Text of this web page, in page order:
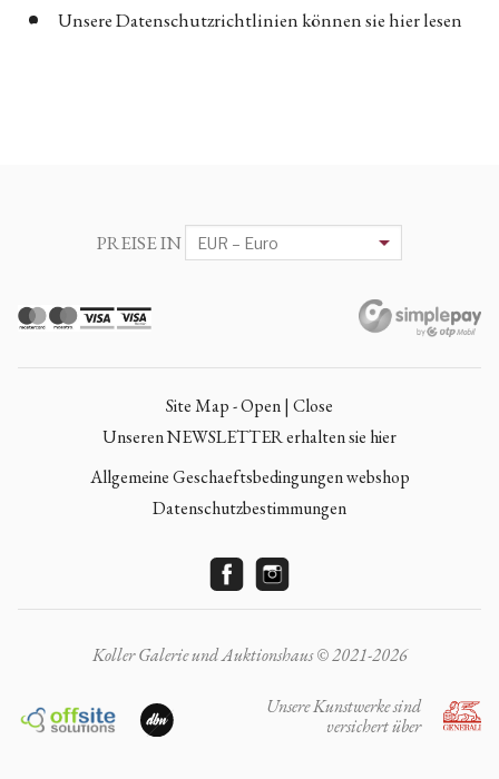
Unsere Datenschutzrichtlinien können sie hier lesen
PREISE IN
Site Map - Open | Close
Unseren NEWSLETTER erhalten sie hier
Allgemeine Geschaeftsbedingungen webshop
Datenschutzbestimmungen
Koller Galerie und Auktionshaus © 2021-2026
Unsere Kunstwerke sind
versichert über